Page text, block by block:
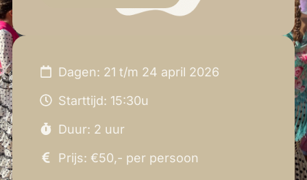
Dagen: 21 t/m 24 april 2026
Starttijd: 15:30u
Duur: 2 uur
Prijs: €50,- per persoon